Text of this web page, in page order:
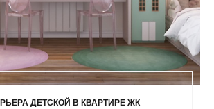
ДЕТСКОЙ В КВАРТИРЕ ЖК